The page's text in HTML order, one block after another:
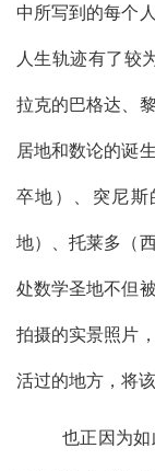
中所写到的每个
人生轨迹有了较
拉克的巴格达、
居地和数论的诞
卒地）、突尼
地）、托莱多（
处数学圣地不但
拍摄的实景照片
活过的地方，将
也正因为如